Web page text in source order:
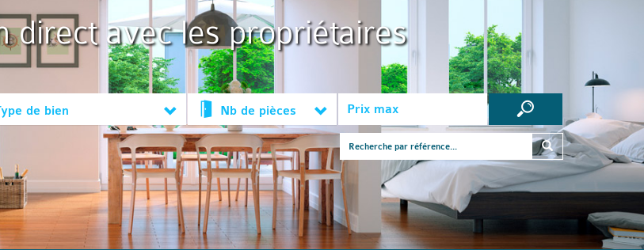
direct avec les propriétaires
de bien Nb de pièces